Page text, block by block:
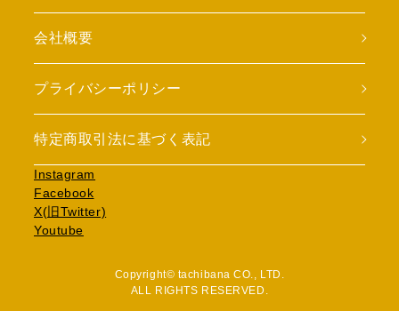
会社概要
プライバシーポリシー
特定商取引法に基づく表記
Instagram
Facebook
X(旧Twitter)
Youtube
Copyright© tachibana CO., LTD.
ALL RIGHTS RESERVED.